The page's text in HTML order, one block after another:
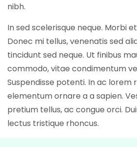
nibh.
In sed scelerisque neque. Morbi
Donec mi tellus, venenatis sed
tincidunt sed neque. Ut finibus
commodo, vitae condimentum
Suspendisse potenti. In ac lorem
elementum ornare a a sapien.
pretium tellus, ac congue orci.
lectus tristique rhoncus.